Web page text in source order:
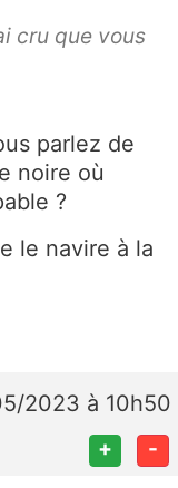
cru que vous
parlez de
noire où
?
le navire à la
2023 à 10h50
+ -